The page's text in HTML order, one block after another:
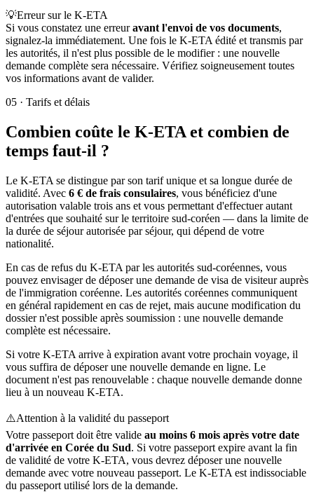
💡Erreur sur le K-ETA
Si vous constatez une erreuravant l'envoi de vos documents,
signalez-la immédiatement. Une fois le K-ETA édité et transmis par
les autorités, il n'est plus possible de le modifier : une nouvelle
demande complète sera nécessaire. Vérifiez soigneusement toutes
vos informations avant de valider.
05 · Tarifs et délais
Combien coûte le K-ETA et combien de
temps faut-il ?
Le K-ETA se distingue par son tarif unique et sa longue durée de
validité. Avec 6 € de frais consulaires, vous bénéficiez d'une
autorisation valable trois ans et vous permettant d'effectuer autant
d'entrées que souhaité sur le territoire sud-coréen — dans la limite de
la durée de séjour autorisée par séjour, qui dépend de votre
nationalité.
En cas de refus du K-ETA par les autorités sud-coréennes, vous
pouvez envisager de déposer une demande de visa de visiteur auprès
de l'immigration coréenne. Les autorités coréennes communiquent
en général rapidement en cas de rejet, mais aucune modification du
dossier n'est possible après soumission : une nouvelle demande
complète est nécessaire.
Si votre K-ETA arrive à expiration avant votre prochain voyage, il
vous suffira de déposer une nouvelle demande en ligne. Le
document n'est pas renouvelable : chaque nouvelle demande donne
lieu à un nouveau K-ETA.
⚠️Attention à la validité du passeport
Votre passeport doit être valide au moins 6 mois après votre date
d'arrivée en Corée du Sud. Si votre passeport expire avant la fin
de validité de votre K-ETA, vous devrez déposer une nouvelle
demande avec votre nouveau passeport. Le K-ETA est indissociable
du passeport utilisé lors de la demande.